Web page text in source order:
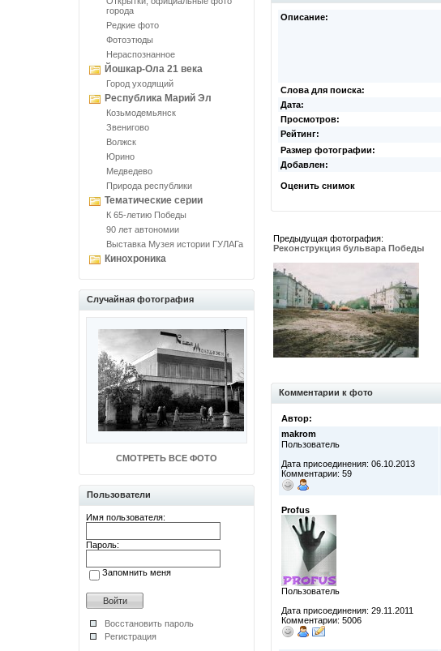
города
Редкие фото
Фотоэтюды
Нераспознанное
Йошкар-Ола 21 века
Город уходящий
Республика Марий Эл
Козьмодемьянск
Звенигово
Волжск
Юрино
Медведево
Природа республики
Тематические серии
К 65-летию Победы
90 лет автономии
Выставка Музея истории ГУЛАГа
Кинохроника
Случайная фотография
СМОТРЕТЬ ВСЕ ФОТО
Пользователи
Имя пользователя:
Пароль:
Запомнить меня
Восстановить пароль
Регистрация
Описание:
Слова для поиска:
Дата:
Просмотров:
Рейтинг:
Размер фотографии:
Добавлен:
Оценить снимок
Предыдущая фотография:
Реконструкция бульвара Победы
Комментарии к фото
Автор:
makrom
Пользователь
Дата присоединения: 06.10.2013
Комментарии: 59
Profus
Пользователь
Дата присоединения: 29.11.2011
Комментарии: 5006